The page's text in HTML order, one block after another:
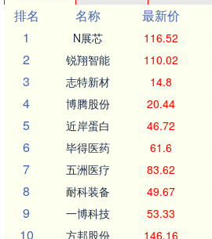
排名
名称 最新价
1
N展芯 116.52
2 锐翔智能 110.02
3 志特新材 14.8
4 博腾股份 20.44
5 近岸蛋白 46.72
6 毕得医药 61.6
7 五洲医疗 83.62
8 耐科装备 49.67
9 一博科技 53.33
10 方邦股份 146.16